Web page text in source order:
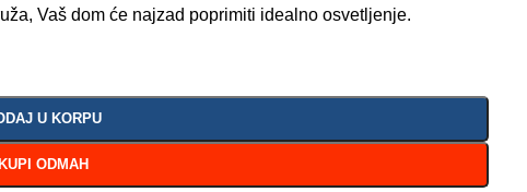
Vaš dom će najzad poprimiti idealno osvetljenje.
U KORPU
KUPI ODMAH